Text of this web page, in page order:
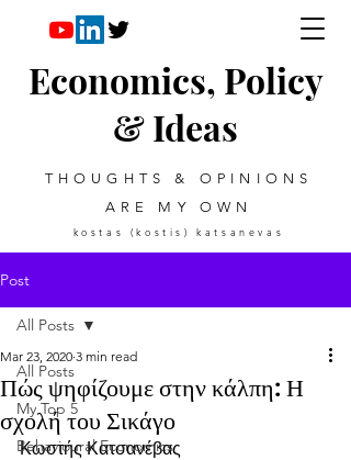
Economics, Policy
& Ideas
THOUGHTS & OPINIONS
ARE MY OWN
kostas (kostis) katsanevas
Post
All Posts
My Top 5
Behavioural Economics
All Posts
Πώς ψηφίζουμε στην κάλπη: Η
σχολή του Σικάγο
Mar 23, 2020 3 min read
Κωστής Κατσανέβας